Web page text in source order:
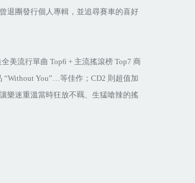
曾退團發行個人專輯，並追尋賽車的喜好
美流行單曲 Top6 + 主流搖滾榜 Top7 商
“Without You”…等佳作； CD2 則超值加
樂迷重溫當時狂放不羈、生猛嗆辣的搖